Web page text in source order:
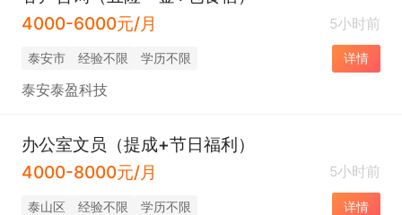
4000-6000元/月
5小时前
泰安市 经验不限 学历不限 详情
泰安泰盈科技
办公室文员（提成+节日福利）
4000-8000元/月
5小时前
泰山区 经验不限 学历不限 详情